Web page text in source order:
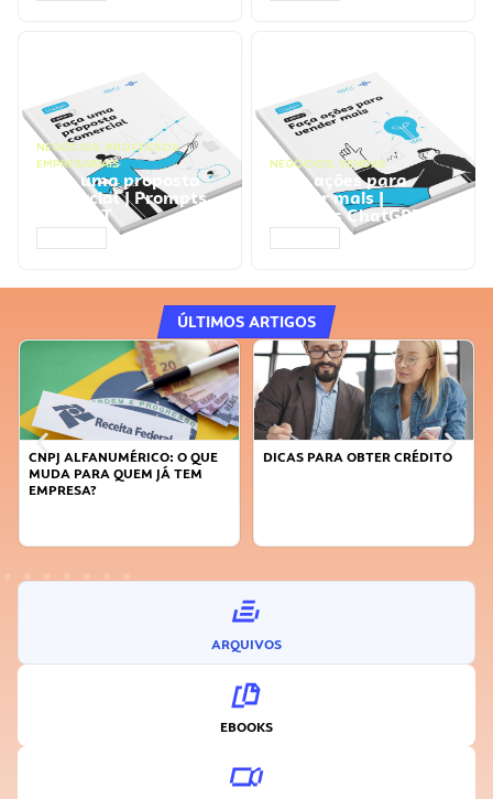
NEGÓCIOS, PROCESSOS
EMPRESARIAIS
Faça uma proposta
comercial | Prompts
ChatGPT
NEGÓCIOS, VENDAS
Faça ações para
vender mais |
Prompts ChatGPT
ÚLTIMOS ARTIGOS
CNPJ ALFANUMÉRICO: O QUE
MUDA PARA QUEM JÁ TEM
EMPRESA?
DICAS PARA OBTER CRÉDITO
ARQUIVOS
EBOOKS